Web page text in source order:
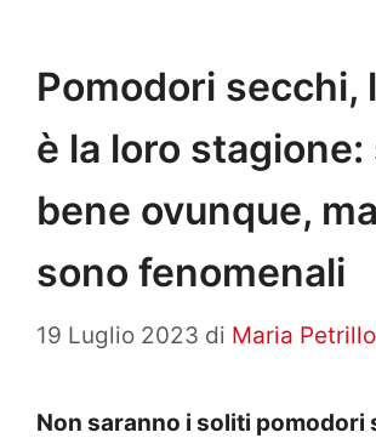
Pomodori secchi,
è la loro
bene ovunque,
sono fenomenali
19 Luglio 2023 di Maria Petrillo
Non saranno i soliti pomodori